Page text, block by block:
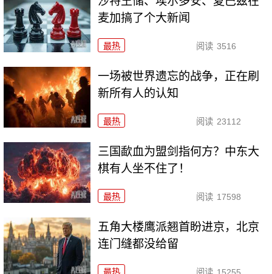
麦加搞了个大新闻
最热 阅读 3516
一场被世界遗忘的战争，正在刷
新所有人的认知
最热 阅读 23112
三国歃血为盟剑指何方？中东大
棋有人坐不住了！
最热 阅读 17598
五角大楼鹰派翘首盼进京，北京
连门缝都没给留